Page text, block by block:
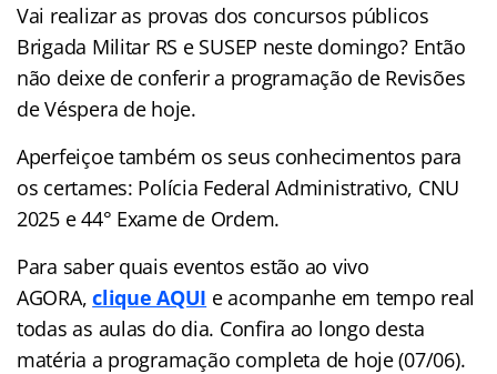
Vai realizar as provas dos concursos públicos
Brigada Militar RS e SUSEP neste domingo? Então
não deixe de conferir a programação de Revisões
de Véspera de hoje.
Aperfeiçoe também os seus conhecimentos para
os certames: Polícia Federal Administrativo, CNU
2025 e 44° Exame de Ordem.
Para saber quais eventos estão ao vivo
AGORA,clique AQUI e acompanhe em tempo real
todas as aulas do dia. Confira ao longo desta
matéria a programação completa de hoje (07/06).